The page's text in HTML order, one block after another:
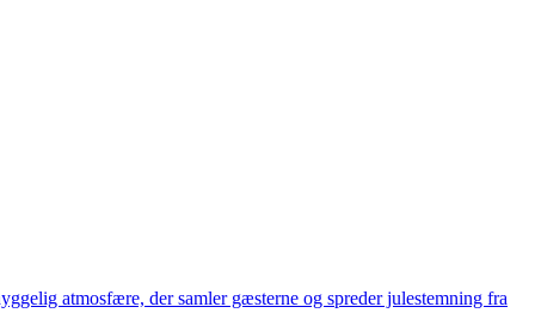
atmosfære, der samler gæsterne og spreder julestemning fra